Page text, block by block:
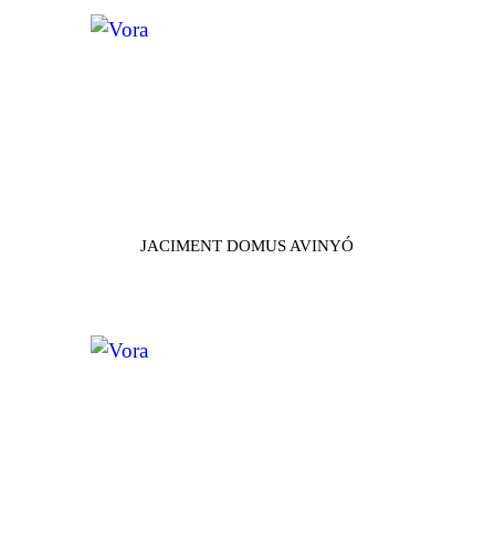
JACIMENT DOMUS AVINYÓ